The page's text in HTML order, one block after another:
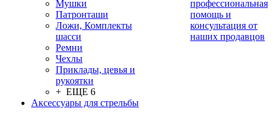
Мушки
Патронташи
Ложи, Комплекты
шасси
Ремни
Чехлы
Приклады, цевья и
рукоятки
+ ЕЩЕ 6
Аксессуары для стрельбы
профессиональная
помощь и
консультация от
наших продавцов